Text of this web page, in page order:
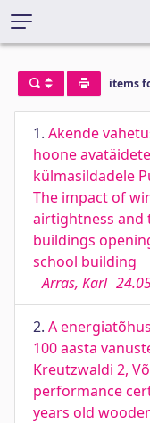
items
1. Akende
hoone
külmasildadele
The impact of
airtightness and
buildings
school building
Arras, Karl
2. A
100 aasta
Kreutzwaldi 2,
performance
years old